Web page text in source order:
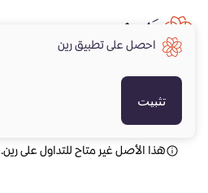
هذا الأصل غير متاح للتداول على رين.
احصل على تطبيق رين
تثبيت